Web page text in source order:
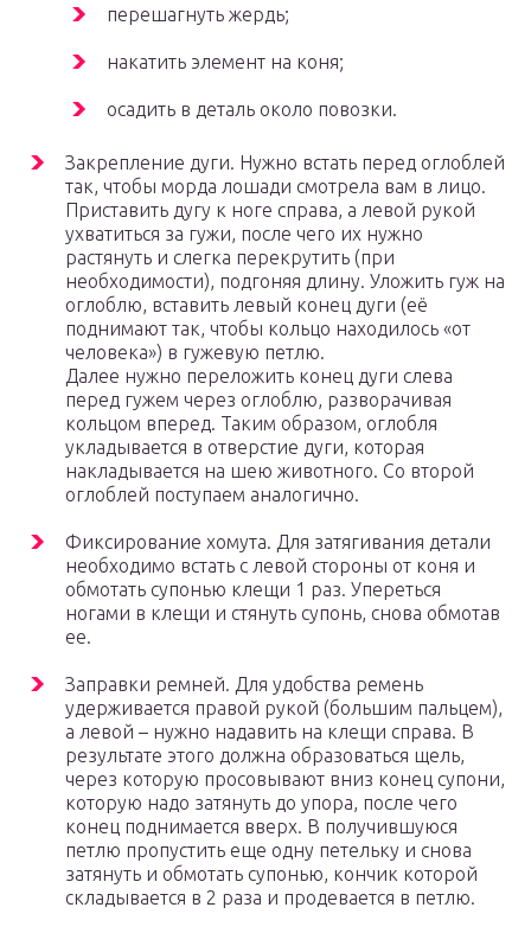
перешагнуть жердь;
накатить элемент на коня;
осадить в деталь около повозки.
Закрепление дуги. Нужно встать перед оглоблей
так, чтобы морда лошади смотрела вам в лицо.
Приставить дугу к ноге справа, а левой рукой
ухватиться за гужи, после чего их нужно
растянуть и слегка перекрутить (при
необходимости), подгоняя длину. Уложить гуж на
оглоблю, вставить левый конец дуги (её
поднимают так, чтобы кольцо находилось «от
человека») в гужевую петлю.
Далее нужно переложить конец дуги слева
перед гужем через оглоблю, разворачивая
кольцом вперед. Таким образом, оглобля
укладывается в отверстие дуги, которая
накладывается на шею животного. Со второй
оглоблей поступаем аналогично.
Фиксирование хомута. Для затягивания детали
необходимо встать с левой стороны от коня и
обмотать супонью клещи 1 раз. Упереться
ногами в клещи и стянуть супонь, снова обмотав
ее.
Заправки ремней. Для удобства ремень
удерживается правой рукой (большим пальцем),
а левой – нужно надавить на клещи справа. В
результате этого должна образоваться щель,
через которую просовывают вниз конец супони,
которую надо затянуть до упора, после чего
конец поднимается вверх. В получившуюся
петлю пропустить еще одну петельку и снова
затянуть и обмотать супонью, кончик которой
складывается в 2 раза и продевается в петлю.